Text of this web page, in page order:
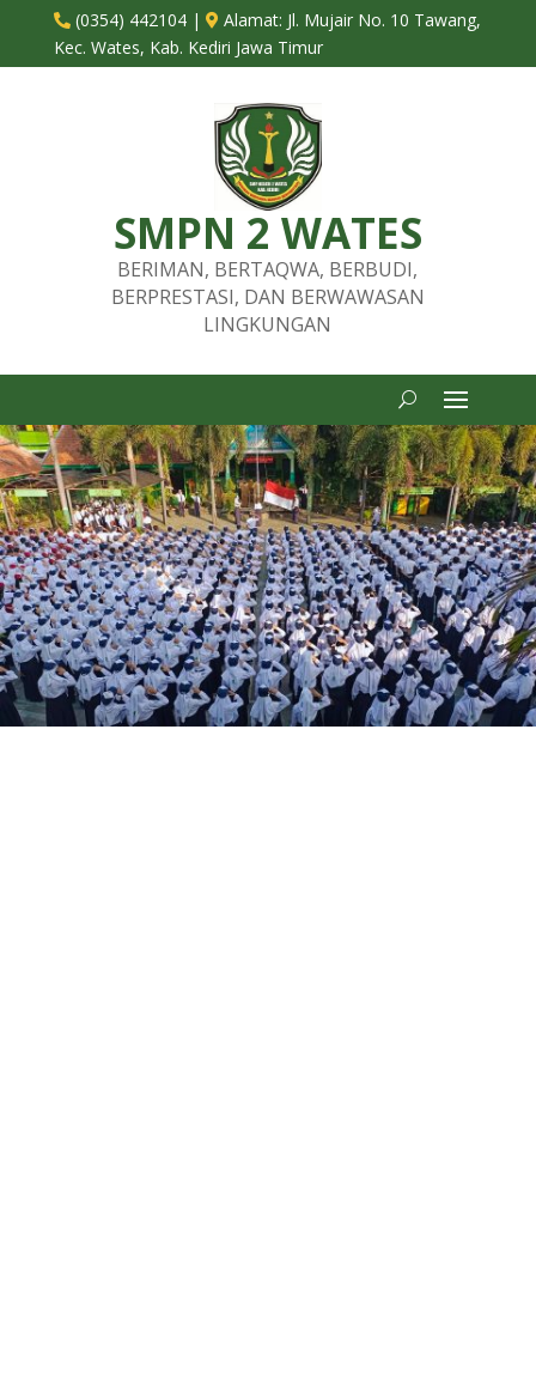
 (0354) 442104|  Alamat: Jl. Mujair No. 10 Tawang,
Kec. Wates, Kab. Kediri Jawa Timur
SMPN 2 WATES
BERIMAN, BERTAQWA, BERBUDI,
BERPRESTASI, DAN BERWAWASAN
LINGKUNGAN